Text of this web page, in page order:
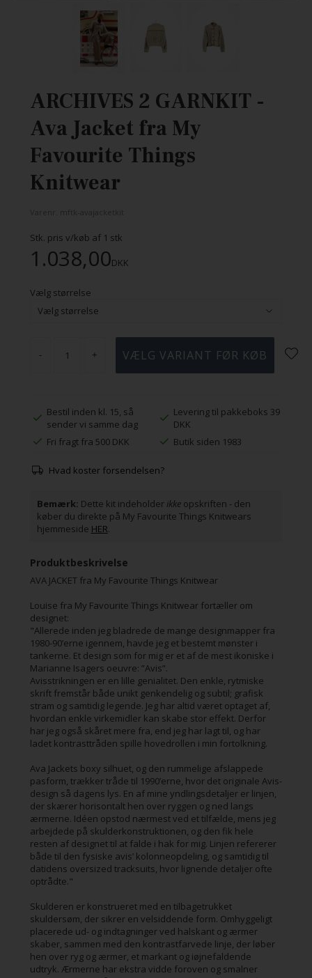
ARCHIVES 2 GARNKIT -
Ava Jacket fra My
Favourite Things
Knitwear
mftk-avajacketkit
Stk. pris v/køb af 1 stk
1.038,00DKK
Vælg størrelse
- +
Bestil inden kl. 15, så
sender vi samme dag
Levering til pakkeboks 39
DKK
Fri fragt fra 500 DKK
Butik siden 1983
Hvad koster forsendelsen?
Bemærk: Dette kit indeholder ikke opskriften - den
køber du direkte på My Favourite Things Knitwears
hjemmeside HER.
Produktbeskrivelse
AVA JACKET fra My Favourite Things Knitwear
Louise fra My Favourite Things Knitwear fortæller om
designet:
"Allerede inden jeg bladrede de mange designmapper fra
1980-90’erne igennem, havde jeg et bestemt mønster i
tankerne. Et design som for mig er et af de mest ikoniske i
Marianne Isagers oeuvre: ”Avis”.
Avisstrikningen er en lille genialitet. Den enkle, rytmiske
skrift fremstår både unikt genkendelig og subtil; grafisk
stram og samtidig legende. Jeg har altid været optaget af,
hvordan enkle virkemidler kan skabe stor effekt. Derfor
har jeg også skåret mere fra, end jeg har lagt til, og har
ladet kontrasttråden spille hovedrollen i min fortolkning.
Ava Jackets boxy silhuet, og den rummelige afslappede
pasform, trækker tråde til 1990’erne, hvor det originale Avis-
design så dagens lys. En af mine yndlingsdetaljer er linjen,
der skærer horisontalt hen over ryggen og ned langs
ærmerne. Idéen opstod nærmest ved et tilfælde, mens jeg
arbejdede på skulderkonstruktionen, og den fik hele
resten af designet til at falde i hak for mig. Linjen refererer
både til den fysiske avis’ kolonneopdeling, og samtidig til
datidens oversized tracksuits, hvor lignende detaljer ofte
optrådte."
Skulderen er konstrueret med en tilbagetrukket
skuldersøm, der sikrer en velsiddende form. Omhyggeligt
placerede ud- og indtagninger ved halskant og ærmer
skaber, sammen med den kontrastfarvede linje, der løber
hen over ryg og ærmer, et markant og iøjnefaldende
udtryk. Ærmerne har ekstra vidde foroven og smalner